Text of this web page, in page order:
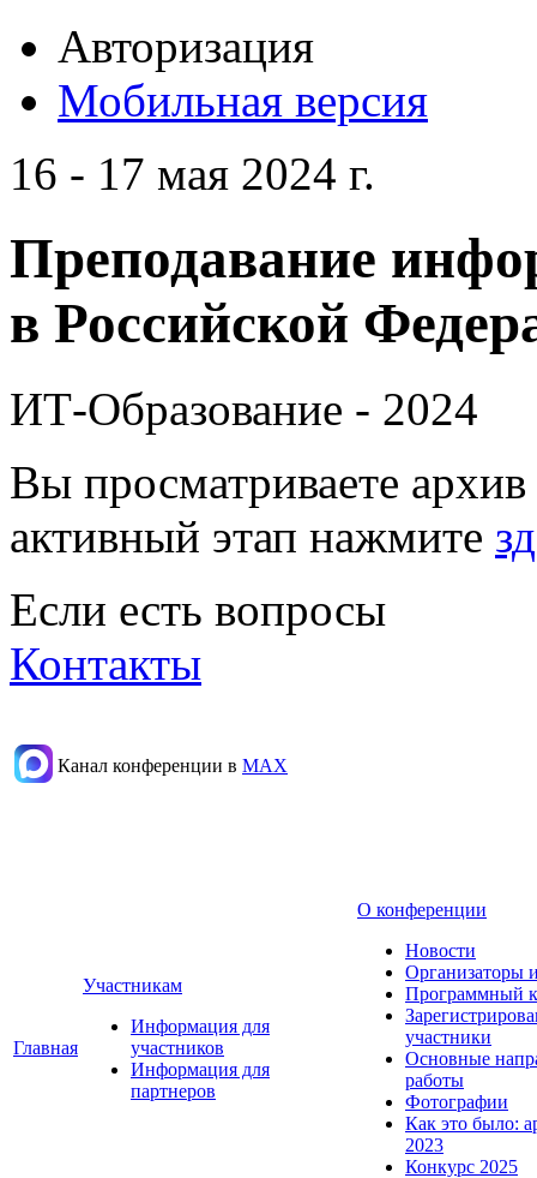
Авторизация
Мобильная версия
16 - 17 мая 2024 г.
Преподавание
в Российской
ИТ-Образование - 2024
Вы просматриваете
активный этап нажмите
Если есть вопросы
Контакты
Канал конференции в МАХ
Главная
Участникам
Информация для
участников
Информация для
партнеров
О конференции
Новости
Организаторы
Программный
участники
Основные
работы
Фотографии
Как это было:
2023
Конкурс 2025